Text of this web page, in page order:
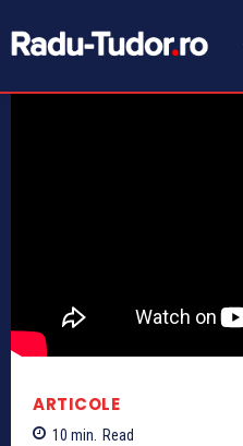
ARTICOLE
10 min. Read